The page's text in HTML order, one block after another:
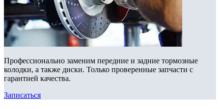
Профессионально заменим передние и задние тормозные
колодки, а также диски. Только проверенные запчасти с
гарантией качества.
Записаться